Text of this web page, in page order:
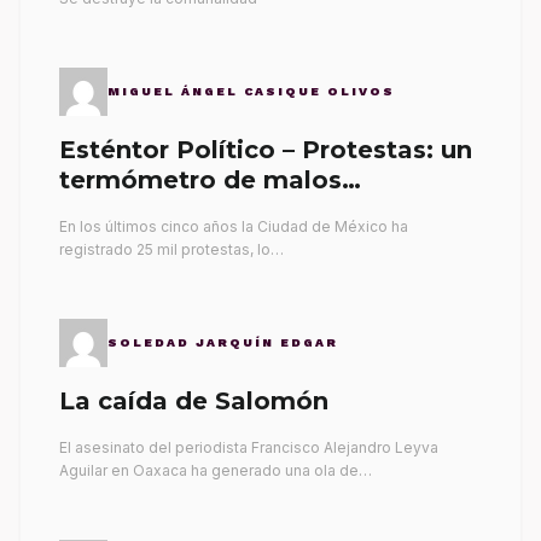
MIGUEL ÁNGEL CASIQUE OLIVOS
Esténtor Político – Protestas: un
termómetro de malos
En los últimos cinco años la Ciudad de México ha
registrado 25 mil protestas, lo…
SOLEDAD JARQUÍN EDGAR
La caída de Salomón
El asesinato del periodista Francisco Alejandro Leyva
Aguilar en Oaxaca ha generado una ola de…